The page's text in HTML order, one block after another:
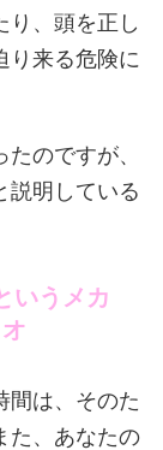
り、頭を正し
り来る危険に
のですが、
説明している
いうメカ
間は、そのた
た、あなたの